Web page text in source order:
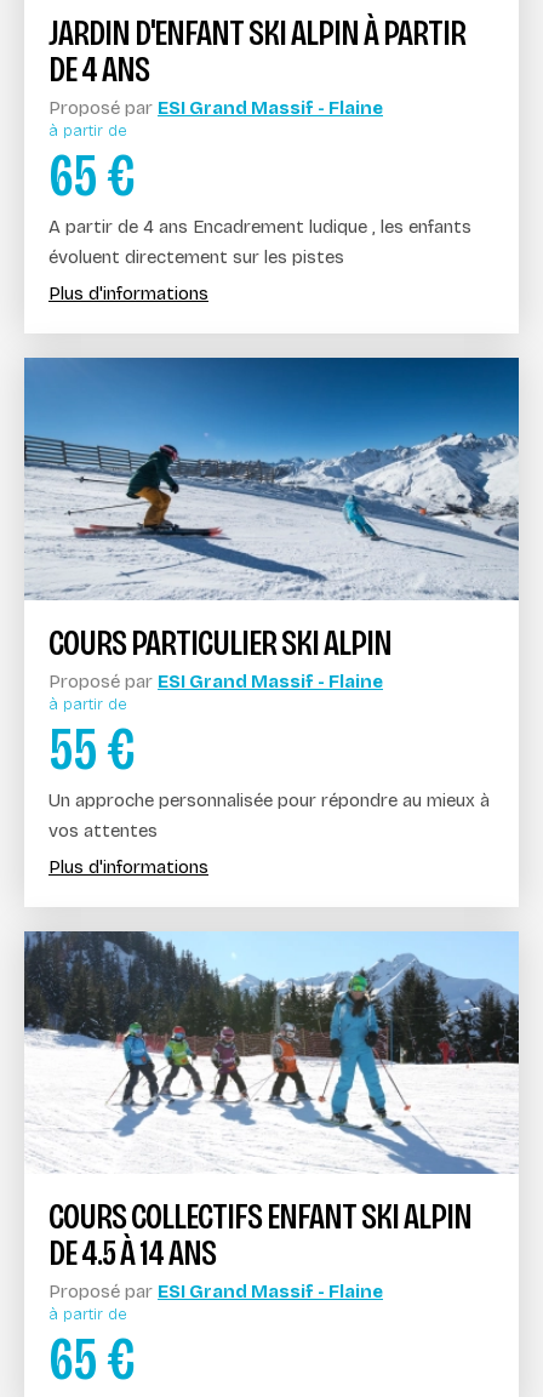
JARDIN D'ENFANT SKI ALPIN À PARTIR
DE 4 ANS
Proposé par ESI Grand Massif - Flaine
à partir de
65€
A partir de 4 ans Encadrement ludique , les enfants
évoluent directement sur les pistes
Plus d'informations
COURS PARTICULIER SKI ALPIN
Proposé par ESI Grand Massif - Flaine
à partir de
55€
Un approche personnalisée pour répondre au mieux à
vos attentes
Plus d'informations
COURS COLLECTIFS ENFANT SKI ALPIN
DE 4.5 À 14 ANS
Proposé par ESI Grand Massif - Flaine
à partir de
65€